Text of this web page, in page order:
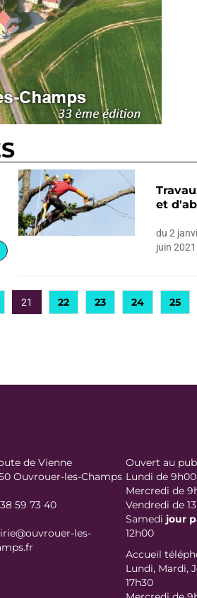
et
du 2
juin 2021
21 22 23 24 25
de Vienne
Ouvrouer-les-Champs
59 73 40
les-
Ouvert au
Lundi de 9h00
Mercredi de
Vendredi de
Samedi jour
12h00
Accueil
Lundi, Mardi,
17h30